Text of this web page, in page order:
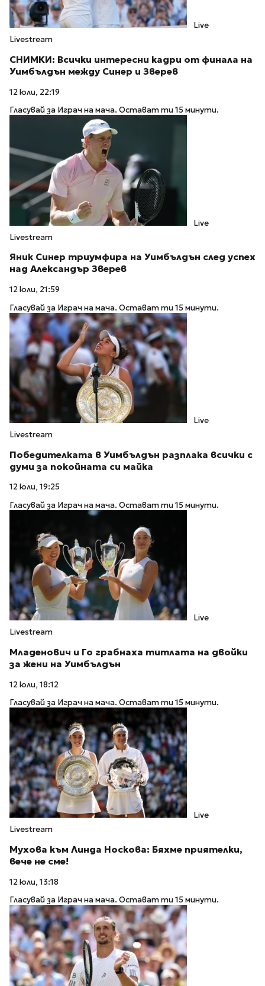
Live
Livestream
СНИМКИ: Всички интересни кадри от финала на
Уимбълдън между Синер и Зверев
12 юли, 22:19
Гласувай за Играч на мача. Остават ти 15 минути.
Live
Livestream
Яник Синер триумфира на Уимбълдън след успех
над Александър Зверев
12 юли, 21:59
Гласувай за Играч на мача. Остават ти 15 минути.
Live
Livestream
Победителката в Уимбълдън разплака всички с
думи за покойната си майка
12 юли, 19:25
Гласувай за Играч на мача. Остават ти 15 минути.
Live
Livestream
Младенович и Го грабнаха титлата на двойки
за жени на Уимбълдън
12 юли, 18:12
Гласувай за Играч на мача. Остават ти 15 минути.
Live
Livestream
Мухова към Линда Носкова: Бяхме приятелки,
вече не сме!
12 юли, 13:18
Гласувай за Играч на мача. Остават ти 15 минути.